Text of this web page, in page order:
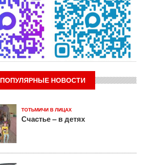
ПОПУЛЯРНЫЕ НОВОСТИ
ТОТЬМИЧИ В ЛИЦАХ
Счастье – в детях